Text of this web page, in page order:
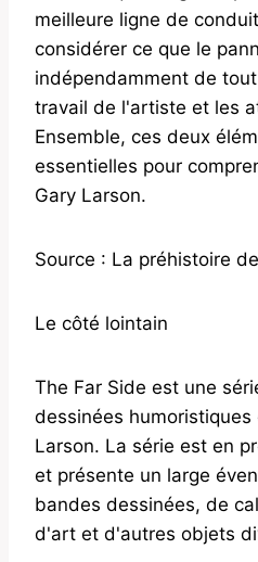
meilleure ligne de
considérer ce que le
indépendamment de
travail de l'artiste et les
Ensemble, ces deux
essentielles pour
Gary Larson.
Source : La préhistoire
Le côté lointain
The Far Side est une
dessinées
Larson. La série est en
et présente un large
bandes dessinées, de
d'art et d'autres objets